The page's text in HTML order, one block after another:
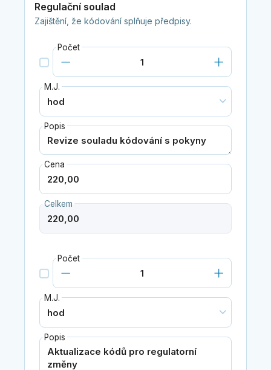
Regulační soulad
Zajištění, že kódování splňuje předpisy.
Počet
M.J.
Popis
Cena
Celkem
Počet
M.J.
Popis